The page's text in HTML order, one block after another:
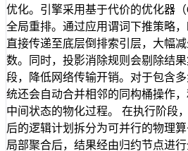
优化。引擎采用基于代价的优化器
全局重排。通过应用谓词下推策略
直接传递至底层倒排索引层，大幅
数。同时，投影消除规则会剔除结
段，降低网络传输开销。对于包含
统还会自动合并相邻的同构桶操作
中间状态的物化过程。 在执行阶段
后的逻辑计划拆分为可并行的物理
局部聚合后，结果经由归约节点进